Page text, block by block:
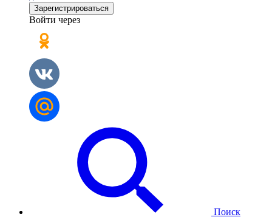
Зарегистрироваться
Войти через
Поиск